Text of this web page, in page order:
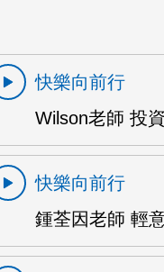
快樂向前行
Wilson老師 投
快樂向前行
鍾荃因老師 輕